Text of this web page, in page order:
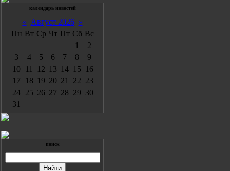
календарь новостей
« Август 2026 »
Пн Вт Ср Чт Пт Сб Вс
1
2
3
4 5 6 7 8
9
10
11 12 13 14 15
16
17
18 19 20 21 22 23
24 25 26 27 28 29 30
31
поиск